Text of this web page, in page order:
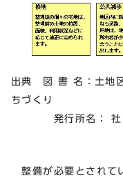
出典 図 書 名：土地
ちづくり
発行所名： 社団
整備が必要とされて